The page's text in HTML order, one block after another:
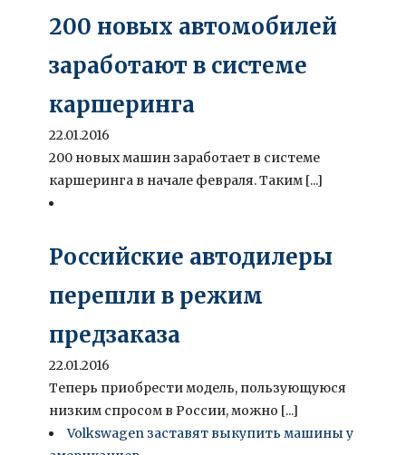
200 новых автомобилей
заработают в системе
каршеринга
22.01.2016
200 новых машин заработает в системе
каршеринга в начале февраля. Таким [...]
Российские автодилеры
перешли в режим
предзаказа
22.01.2016
Теперь приобрести модель, пользующуюся
низким спросом в России, можно [...]
Volkswagen заставят выкупить машины у